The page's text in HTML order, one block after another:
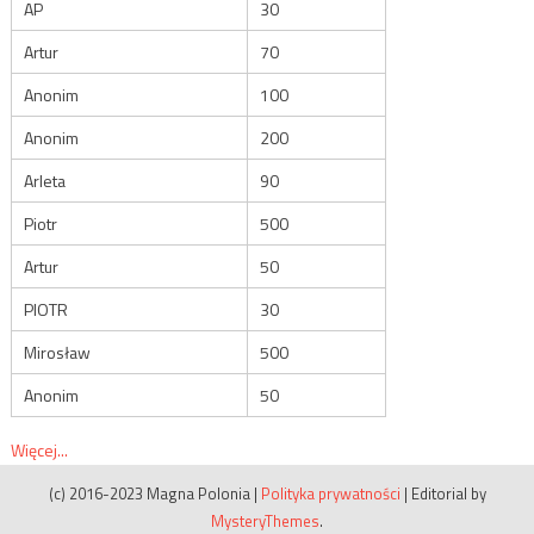
AP
30
Artur
70
Anonim
100
Anonim
200
Arleta
90
Piotr
500
Artur
50
PIOTR
30
Mirosław
500
Anonim
50
Więcej...
(c) 2016-2023 Magna Polonia | Polityka prywatności | Editorial by
MysteryThemes.